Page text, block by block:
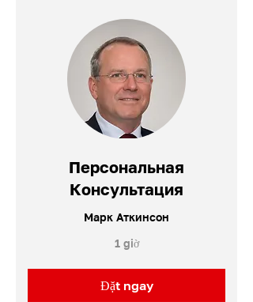
Персональная
Консультация
Марк Аткинсон
1 giờ
Đặt ngay